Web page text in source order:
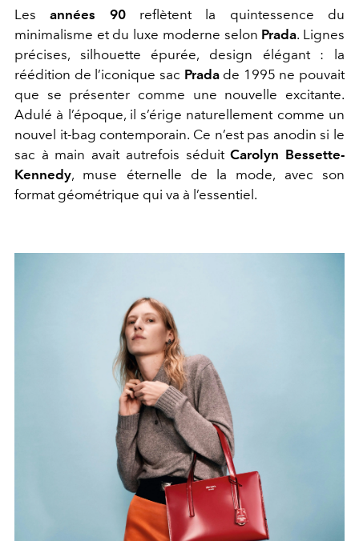
Lesannées 90reflètent la quintessence du
minimalisme et du luxe moderne selon Prada. Lignes
précises, silhouette épurée, design élégant : la
réédition de l’iconique sac Pradade 1995 ne pouvait
que se présenter comme une nouvelle excitante.
Adulé à l’époque, il s’érige naturellement comme un
nouvel it-bag contemporain. Ce n’est pas anodin si le
sac à main avait autrefois séduitCarolyn Bessette-
Kennedy, muse éternelle de la mode, avec son
format géométrique qui va à l’essentiel.